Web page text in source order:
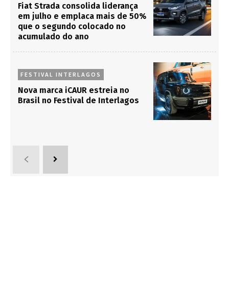
Fiat Strada consolida liderança
em julho e emplaca mais de 50%
que o segundo colocado no
acumulado do ano
FESTIVAL INTERLAGOS
Nova marca iCAUR estreia no
Brasil no Festival de Interlagos